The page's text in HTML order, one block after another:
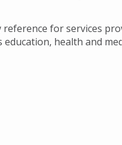
for services
health and